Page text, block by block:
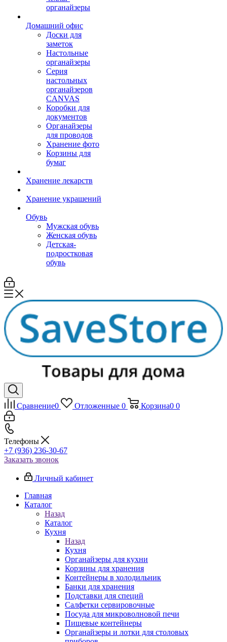
органайзеры
Домашний офис
Доски для
заметок
Настольные
органайзеры
Серия
настольных
органайзеров
CANVAS
Коробки для
документов
Органайзеры
для проводов
Хранение фото
Корзины для
бумаг
Хранение лекарств
Хранение украшений
Обувь
Мужская обувь
Женская обувь
Детская-
подростковая
обувь
Сравнение0 Отложенные 0 Корзина0 0
Телефоны
+7 (936) 236-30-67
Заказать звонок
Личный кабинет
Главная
Каталог
Назад
Каталог
Кухня
Назад
Кухня
Органайзеры для кухни
Корзины для хранения
Контейнеры в холодильник
Банки для хранения
Подставки для специй
Салфетки сервировочные
Посуда для микроволновой печи
Пищевые контейнеры
Органайзеры и лотки для столовых